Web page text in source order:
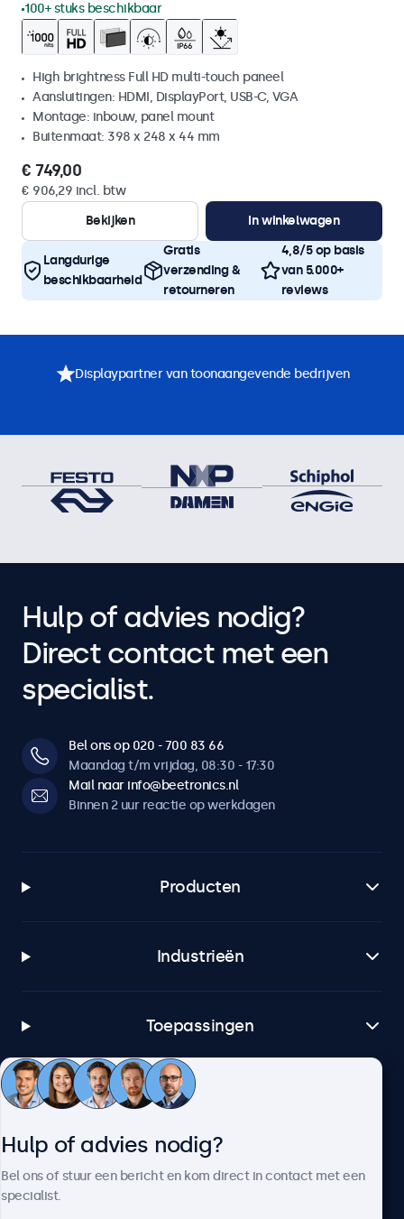
100+ stuks beschikbaar
High brightness Full HD multi-touch paneel
Aansluitingen: HDMI, DisplayPort, USB-C, VGA
Montage: inbouw, panel mount
Buitenmaat: 398 x 248 x 44 mm
€ 749,00
€ 906,29 incl. btw
Bekijken
In winkelwagen
Langdurige
beschikbaarheid
Gratis
verzending &
retourneren
4,8/5 op basis
van 5.000+
reviews
Displaypartner van toonaangevende bedrijven
Hulp of advies nodig?
Direct contact met een
specialist.
Bel ons op 020 - 700 83 66
Maandag t/m vrijdag, 08:30 - 17:30
Mail naar info@beetronics.nl
Binnen 2 uur reactie op werkdagen
Producten
Industrieën
Toepassingen
Klantenservice
Hulp of advies nodig?
Bel ons of stuur een bericht en kom direct in contact met een
specialist.